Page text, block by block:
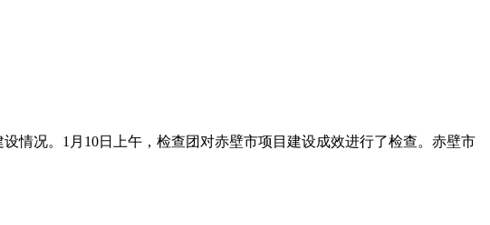
情况。1月10日上午，检查团对赤壁市项目建设成效进行了检查。赤壁市